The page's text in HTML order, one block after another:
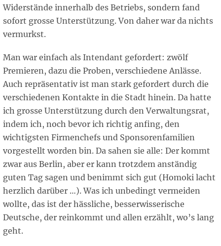
Widerstände innerhalb des Betriebs, sondern fand
sofort grosse Unterstützung. Von daher war da nichts
vermurkst.
Man war einfach als Intendant gefordert: zwölf
Premieren, dazu die Proben, verschiedene Anlässe.
Auch repräsentativ ist man stark gefordert durch die
verschiedenen Kontakte in die Stadt hinein. Da hatte
ich grosse Unterstützung durch den Verwaltungsrat,
indem ich, noch bevor ich richtig anfing, den
wichtigsten Firmenchefs und Sponsorenfamilien
vorgestellt worden bin. Da sahen sie alle: Der kommt
zwar aus Berlin, aber er kann trotzdem anständig
guten Tag sagen und benimmt sich gut (Homoki lacht
herzlich darüber …). Was ich unbedingt vermeiden
wollte, das ist der hässliche, besserwisserische
Deutsche, der reinkommt und allen erzählt, wo’s lang
geht.